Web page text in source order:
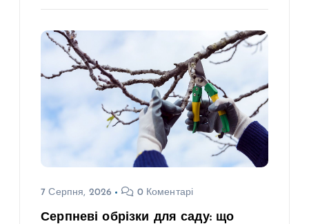
7 Серпня, 2026 0 Коментарі
Серпневі обрізки для саду: що